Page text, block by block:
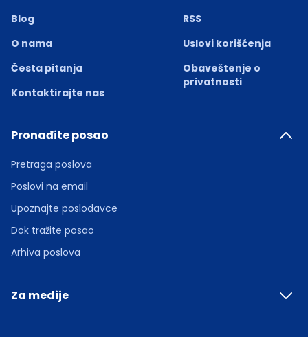
Blog
O nama
Česta pitanja
Kontaktirajte nas
RSS
Uslovi korišćenja
Obaveštenje o
privatnosti
Pronađite posao
Pretraga poslova
Poslovi na email
Upoznajte poslodavce
Dok tražite posao
Arhiva poslova
Za medije